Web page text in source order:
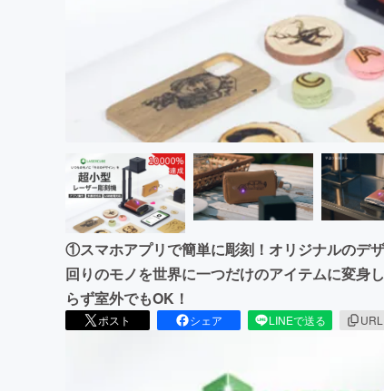
①スマホアプリで簡単に彫刻！オリジナルのデ
回りのモノを世界に一つだけのアイテムに変
らず室外でもOK！
ポスト シェア LINEで送る